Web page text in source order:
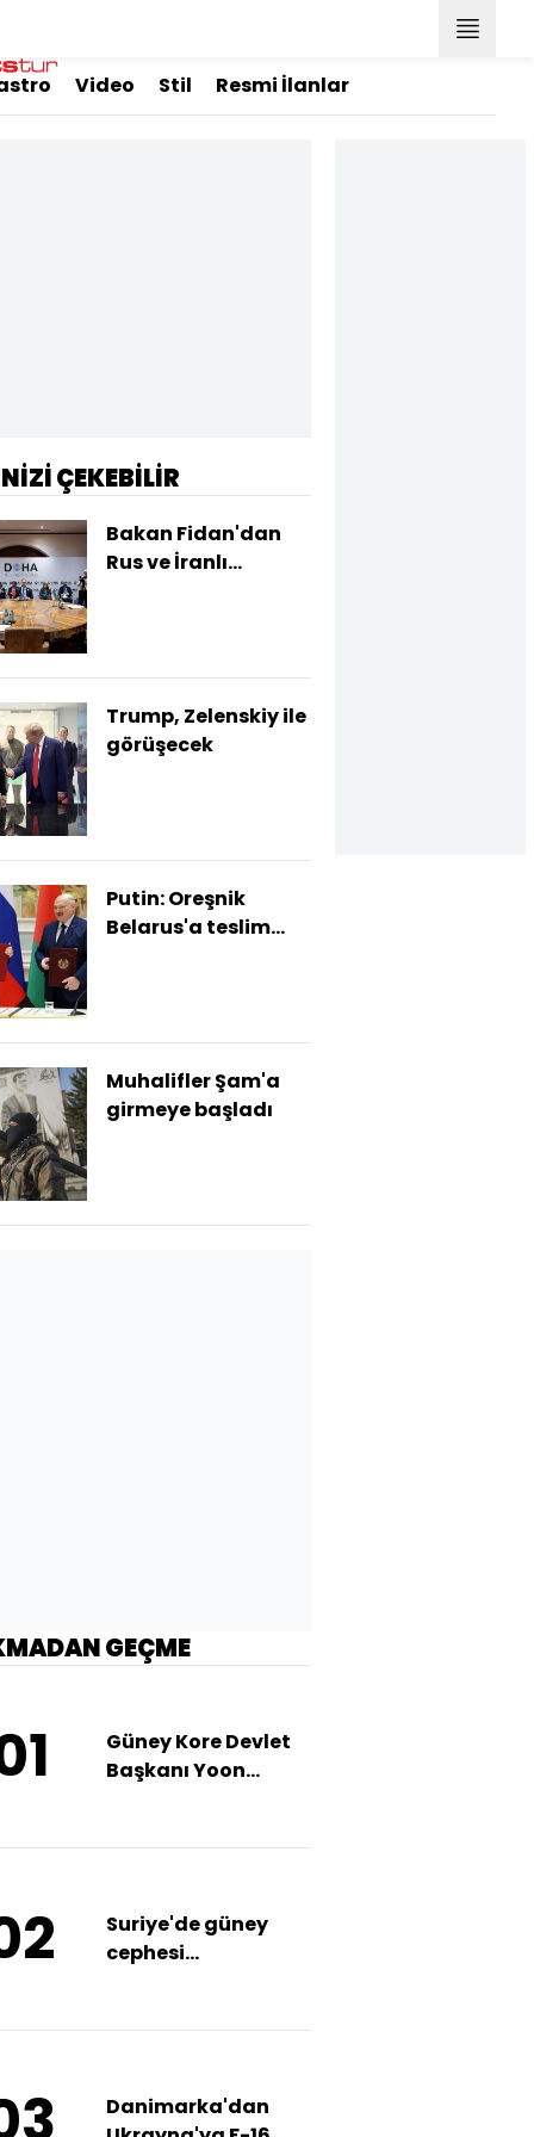
Video Stil Resmi İlanlar
ÇEKEBİLİR
Bakan Fidan'dan
Rus ve İranlı
Trump, Zelenskiy ile
görüşecek
Putin: Oreşnik
Belarus'a teslim
Muhalifler Şam'a
girmeye başladı
GEÇME
Güney Kore Devlet
Başkanı Yoon
Suriye'de güney
cephesi
Danimarka'dan